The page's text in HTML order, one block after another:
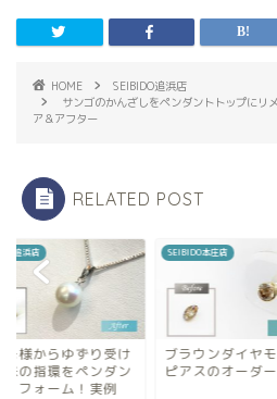
HOME
SEIBIDO追浜店
サンゴのかんざしをペンダントトップにリ
ア＆アフター
RELATED POST
追浜店
母様からゆずり受け
珠の指環をペンダン
リフォーム！実例
SEIBIDO本庄店
ブラウンダイヤモ
ピアスのオーダ